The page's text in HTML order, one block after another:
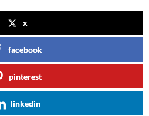
x
facebook
pinterest
linkedin